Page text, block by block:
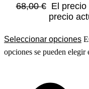
68,00€ El
precio
Seleccionar opciones
opciones se pueden